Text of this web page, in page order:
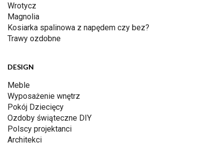
Wrotycz
Magnolia
Kosiarka spalinowa z napędem czy bez?
Trawy ozdobne
DESIGN
Meble
Wyposażenie wnętrz
Pokój Dziecięcy
Ozdoby świąteczne DIY
Polscy projektanci
Architekci